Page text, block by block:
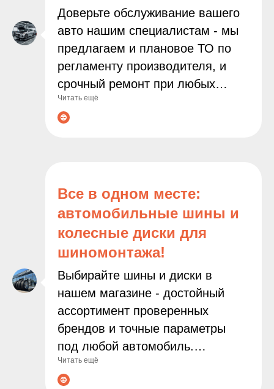
быть уверены в
профессионализме наших
мастеров и внимательном
подходе к каждой задаче.
Доверьте обслуживание вашего
авто нашим специалистам - мы
предлагаем и плановое ТО по
регламенту производителя, и
срочный ремонт при любых
неполадках. Современное
оборудование и опытные
ваш автомобиль будет служить
дольше, а поездки останутся
Читать ещё
Все в одном месте:
автомобильные шины и
колесные диски для
шиномонтажа!
Выбирайте шины и диски в
нашем магазине - достойный
ассортимент проверенных
брендов и точные параметры
под любой автомобиль.
Гарантируем оригинальные
товары, выгодные цены и
Читать ещё